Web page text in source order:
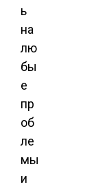
ь
на
лю
бы
е
пр
об
ле
мы
и